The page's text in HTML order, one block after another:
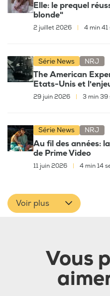
Elle: le prequel
blonde"
2 juillet 2026 4 min 41
Série News NRJ
The American
Etats-Unis et
29 juin 2026 3 min 39
Série News NRJ
Au fil des années:
de Prime Video
11 juin 2026 | 4 min 14
Voir plus
Vous